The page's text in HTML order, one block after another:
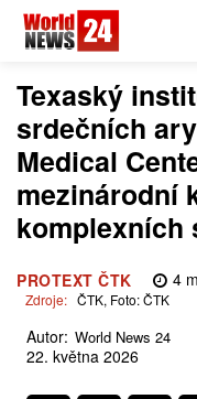
Texaský
srdečních
Medical
mezinárodní
komplexních
PROTEXT ČTK 4
Zdroje: ČTK, Foto: ČTK
Autor: World News 24
22. května 2026